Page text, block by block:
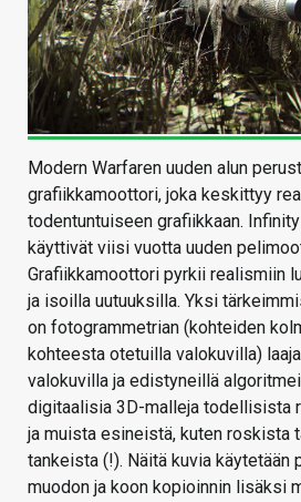
Modern Warfaren uuden alun
grafiikkamoottori, joka keskittyy
todentuntuiseen grafiikkaan.
käyttivät viisi vuotta uuden
Grafiikkamoottori pyrkii realismiin
ja isoilla uutuuksilla. Yksi
on fotogrammetrian (kohteiden
kohteesta otetuilla valokuvilla)
valokuvilla ja edistyneillä
digitaalisia 3D-malleja todellisista
ja muista esineistä, kuten roskista
tankeista (!). Näitä kuvia
muodon ja koon kopioinnin lisäksi